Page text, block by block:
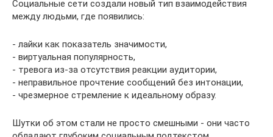
Социальные сети создали новый тип взаимодействия
между людьми, где появились:
- лайки как показатель значимости,
- виртуальная популярность,
- тревога из-за отсутствия реакции аудитории,
- неправильное прочтение сообщений без интонации,
- чрезмерное стремление к идеальному образу.
Шутки об этом стали не просто смешными - они часто